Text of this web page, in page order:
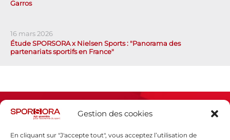
Gestion des cookies
En cliquant sur "J'accepte tout", vous acceptez l’utilisation de
Garros
16 mars 2026
Étude SPORSORA x Nielsen Sports : "Panorama des
partenariats sportifs en France"